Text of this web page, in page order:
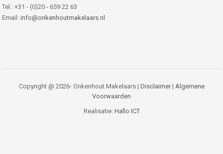
Tel.: +31 - (0)20 - 659 22 63
Email: info@onkenhoutmakelaars.nl
Copyright @ 2026- Onkenhout Makelaars | Disclaimer| Algemene
Voorwaarden
Realisatie: Hallo ICT